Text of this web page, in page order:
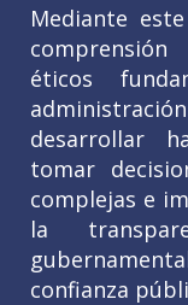
Mediante
éticos
desarrollar
tomar
complejas e
la
confianza